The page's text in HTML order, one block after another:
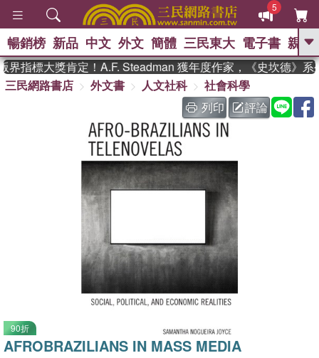
5
GO
熱搜： 東野圭吾 、 高希均教授回憶錄
The Odyssey 、 父親節 、 如果歷
史是一群喵 、 暑期推薦 、 國際布克
獎 臺灣漫遊錄 、 方念華
登輝時代 、
偉大的迷走神經
暢銷榜 新品 中文 外文 簡體 三民東大 電子書 親子
指標大獎肯定！A.F. Steadman 獲年度作家，《史坎德》系
三民網路書店
外文書 人文社科
社會科學
列印
評論
90折
AFROBRAZILIANS IN MASS MEDIA